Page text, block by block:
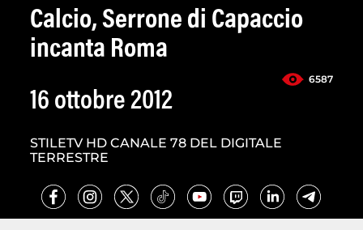
Calcio, Serrone di Capaccio
incanta Roma
6587
16 ottobre 2012
STILETV HD CANALE 78 DEL DIGITALE
TERRESTRE